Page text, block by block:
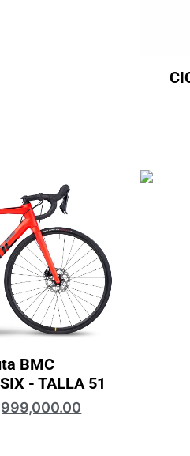
BMC
- TALLA 51